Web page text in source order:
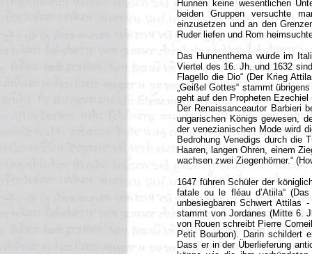
Hunnen keine wesentlichen
beiden Gruppen versuchte
einzusetzen und an den
Ruder liefen und Rom
Das Hunnenthema wurde im
Viertel des 16. Jh. und 1632
Flagello die Dio“ (Der Krieg
„Geißel Gottes“ stammt
geht auf den Propheten
Der Renaissanceautor Barbieri
ungarischen Königs gewesen,
der venezianischen Mode wird
Bedrohung Venedigs durch die
Haaren, langen Ohren, einem
wachsen zwei Ziegenhörner.“
1647 führen Schüler der
fatale ou le fléau d’Atiila“
unbesiegbaren Schwert Attilas
stammt von Jordanes (Mitte 6.
von Rouen schreibt Pierre
Petit Bourbon). Darin schildert
Dass er in der Überlieferung